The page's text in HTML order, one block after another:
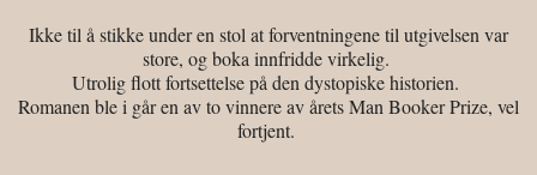
Ikke til å stikke under en stol at forventningene til utgivelsen var
store, og boka innfridde virkelig.
Utrolig flott fortsettelse på den dystopiske historien.
Romanen ble i går en av to vinnere av årets Man Booker Prize, vel
fortjent.